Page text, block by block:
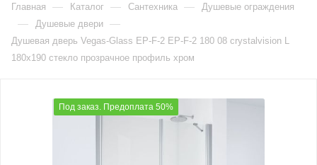
Главная — Каталог — Сантехника — Душевые ограждения
— Душевые двери —
Душевая дверь Vegas-Glass EP-F-2 EP-F-2 180 08 crystalvision L
180х190 стекло прозрачное профиль хром
Под заказ. Предоплата 50%